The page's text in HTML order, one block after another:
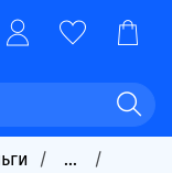
...